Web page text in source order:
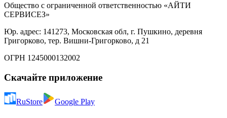
Общество с ограниченной ответственностью «АЙТИ
СЕРВИСЕЗ»
Юр. адрес: 141273, Московская обл, г. Пушкино, деревня
Григорково, тер. Вишни-Григорково, д 21
ОГРН 1245000132002
Скачайте приложение
RuStore Google Play